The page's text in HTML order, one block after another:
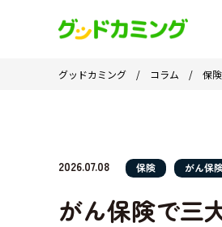
グッドカミング / コラム / 保険
2026.07.08 保険 がん保
がん保険で三